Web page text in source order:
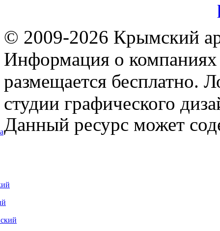
© 2009-2026 Крымский
Информация о компаниях
размещается бесплатно.
студии графического
Данный ресурс может